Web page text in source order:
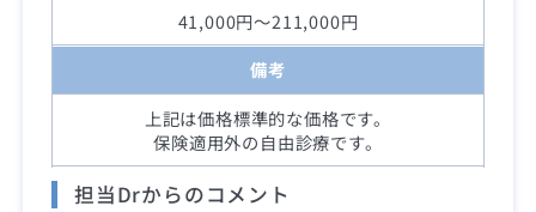
41,000円～211,000円
備考
上記は価格標準的な価格です。
保険適用外の自由診療です。
担当Drからのコメント